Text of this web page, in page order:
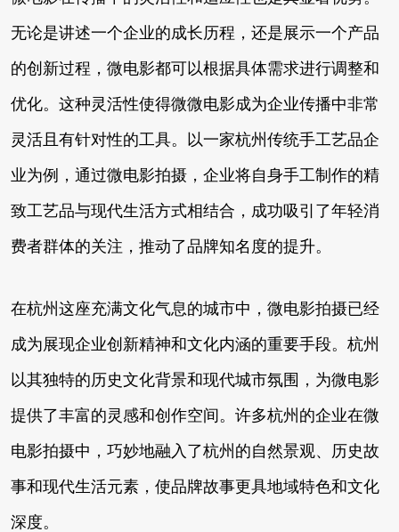
无论是讲述一个企业的成长历程，还是展示一个产品
的创新过程，微电影都可以根据具体需求进行调整和
优化。这种灵活性使得微微电影成为企业传播中非常
灵活且有针对性的工具。以一家杭州传统手工艺品企
业为例，通过微电影拍摄，企业将自身手工制作的精
致工艺品与现代生活方式相结合，成功吸引了年轻消
费者群体的关注，推动了品牌知名度的提升。
在杭州这座充满文化气息的城市中，微电影拍摄已经
成为展现企业创新精神和文化内涵的重要手段。杭州
以其独特的历史文化背景和现代城市氛围，为微电影
提供了丰富的灵感和创作空间。许多杭州的企业在微
电影拍摄中，巧妙地融入了杭州的自然景观、历史故
事和现代生活元素，使品牌故事更具地域特色和文化
深度。